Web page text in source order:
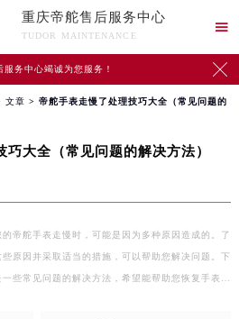
重庆帝舵售后服务中心
TUDOR MAINTENANCE

服务中心竭诚为您服务！ 
文章 > 帝舵手表走慢了处理技巧大全（常见问题的
大全（常见问题的解决方法）
的帝舵手表走慢时，可能是因为多种原因造成的。了
些原因并采取适当的措施，可以帮助您解决问题。下
一些常见问题的解决方法，希望能帮助您恢复手表…